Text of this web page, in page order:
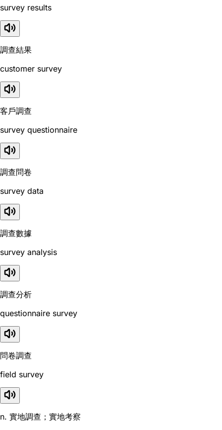
survey results
調查結果
customer survey
客戶調查
survey questionnaire
調查問卷
survey data
調查數據
survey analysis
調查分析
questionnaire survey
問卷調查
field survey
n. 實地調查；實地考察